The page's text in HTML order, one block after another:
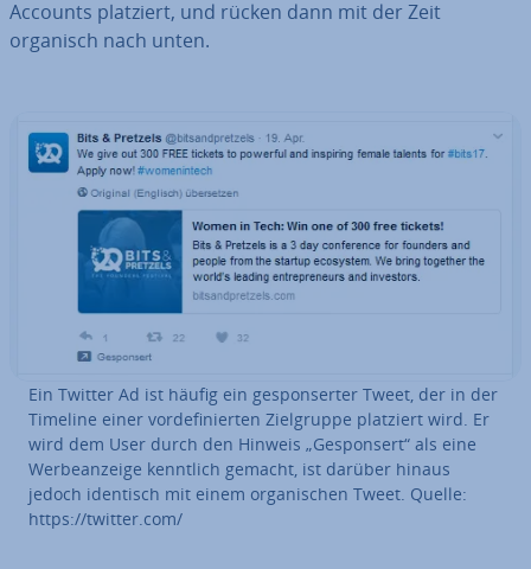
Accounts platziert, und rücken dann mit der Zeit
organisch nach unten.
Ein Twitter Ad ist häufig ein ge­spon­ser­ter Tweet, der in der
Timeline einer vor­de­fi­nier­ten Ziel­grup­pe platziert wird. Er
wird dem User durch den Hinweis „Ge­spon­sert“ als eine
Wer­be­an­zei­ge kenntlich gemacht, ist darüber hinaus
jedoch identisch mit einem or­ga­ni­schen Tweet. Quelle:
https://twitter.com/